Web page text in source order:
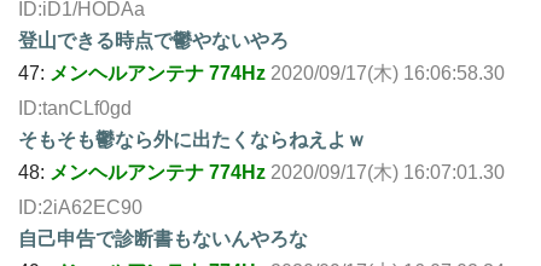
ID:iD1/HODAa
登山できる時点で鬱やないやろ
47: メンヘルアンテナ 774Hz 2020/09/17(木) 16:06:58.30
ID:tanCLf0gd
そもそも鬱なら外に出たくならねえよｗ
48: メンヘルアンテナ 774Hz 2020/09/17(木) 16:07:01.30
ID:2iA62EC90
自己申告で診断書もないんやろな